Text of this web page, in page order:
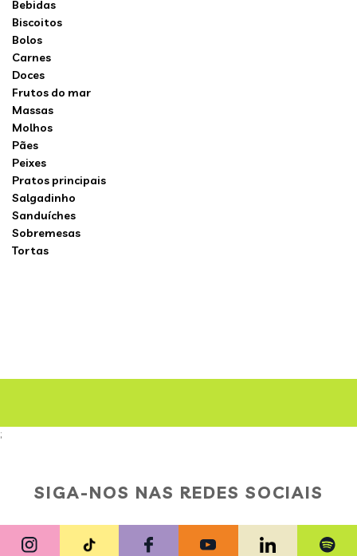
Bebidas
Biscoitos
Bolos
Carnes
Doces
Frutos do mar
Massas
Molhos
Pães
Peixes
Pratos principais
Salgadinho
Sanduíches
Sobremesas
Tortas
;
SIGA-NOS NAS REDES SOCIAIS